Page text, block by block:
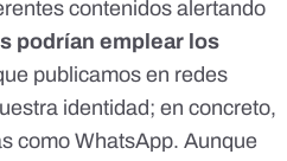
contenidos alertando
podrían emplear los
publicamos en redes
identidad; en concreto,
como WhatsApp. Aunque